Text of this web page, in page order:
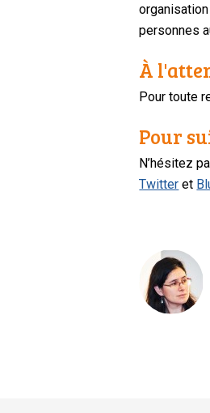
personnes
À
Pour toute
Pour
N’hésitez
Twitter et